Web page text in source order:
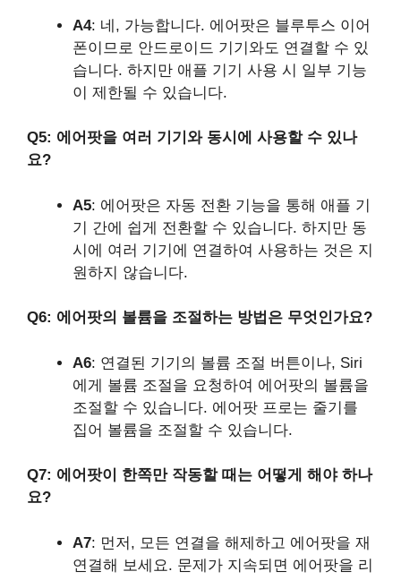
A4: 네, 가능합니다. 에어팟은 블루투스 이어
폰이므로 안드로이드 기기와도 연결할 수 있
습니다. 하지만 애플 기기 사용 시 일부 기능
이 제한될 수 있습니다.
Q5: 에어팟을 여러 기기와 동시에 사용할 수 있나
요?
A5: 에어팟은 자동 전환 기능을 통해 애플 기
기 간에 쉽게 전환할 수 있습니다. 하지만 동
시에 여러 기기에 연결하여 사용하는 것은 지
원하지 않습니다.
Q6: 에어팟의 볼륨을 조절하는 방법은 무엇인가요?
A6: 연결된 기기의 볼륨 조절 버튼이나, Siri
에게 볼륨 조절을 요청하여 에어팟의 볼륨을
조절할 수 있습니다. 에어팟 프로는 줄기를
집어 볼륨을 조절할 수 있습니다.
Q7: 에어팟이 한쪽만 작동할 때는 어떻게 해야 하나
요?
A7: 먼저, 모든 연결을 해제하고 에어팟을 재
연결해 보세요. 문제가 지속되면 에어팟을 리